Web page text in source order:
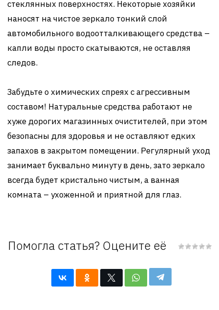
стеклянных поверхностях. Некоторые хозяйки
наносят на чистое зеркало тонкий слой
автомобильного водоотталкивающего средства –
капли воды просто скатываются, не оставляя
следов.
Забудьте о химических спреях с агрессивным
составом! Натуральные средства работают не
хуже дорогих магазинных очистителей, при этом
безопасны для здоровья и не оставляют едких
запахов в закрытом помещении. Регулярный уход
занимает буквально минуту в день, зато зеркало
всегда будет кристально чистым, а ванная
комната – ухоженной и приятной для глаз.
Помогла статья? Оцените её